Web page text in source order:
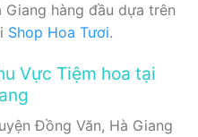
hàng đầu dựa trên
Shop Hoa Tươi.
Vực Tiệm hoa tại
Đồng Văn, Hà Giang